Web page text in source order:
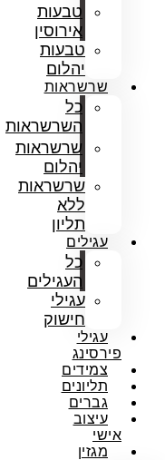
טבעות
אירוסין
טבעות
יהלום
שרשראות
כל
השרשראות
שרשראות
יהלום
שרשראות
ללא
תליון
עגילים
כל
העגילים
עגילי
חישוק
עגילי
פירסינג
צמידים
תליונים
גברים
עיצוב
אישי
מגזין